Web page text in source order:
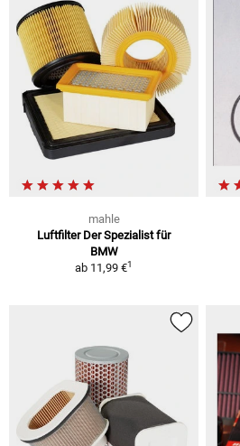
mahle
Luftfilter Der Spezialist für
BMW
ab 11,99 €1